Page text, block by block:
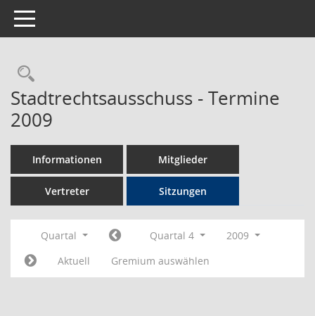
Toggle navigation
Rechercheauswahl
Stadtrechtsausschuss - Termine
2009
Informationen Mitglieder
Vertreter Sitzungen
Quartal Quartal 4
2009
Aktuell
Gremium auswählen